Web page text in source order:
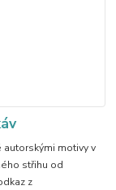
autorskými motivy v
střihu od
z